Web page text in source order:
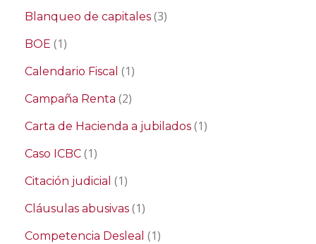
Blanqueo de capitales (3)
BOE (1)
Calendario Fiscal (1)
Campaña Renta (2)
Carta de Hacienda a jubilados (1)
Caso ICBC (1)
Citación judicial (1)
Cláusulas abusivas (1)
Competencia Desleal (1)